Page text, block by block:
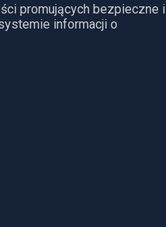
promujących bezpieczne i
informacji o